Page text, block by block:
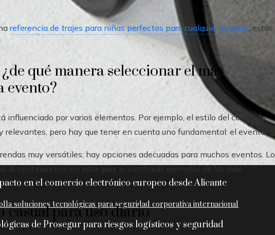
en el comercio electrónico europeo desde Alicante
de Prosegur para riesgos logísticos y seguridad
referencia de trajes para niñas perfectos para cualquier ocasión, estás
qué manera seleccionar el más
evento?
influenciado por varios elementos. Por ejemplo, el estilo del corte o la
relevantes, pero hay que tener en cuenta uno fundamental: el evento.
muy versátiles; hay opciones adecuadas para muchos eventos. Lo
A continuación, en esta guía, encontrarás ejemplos de los más
casual para uso diario